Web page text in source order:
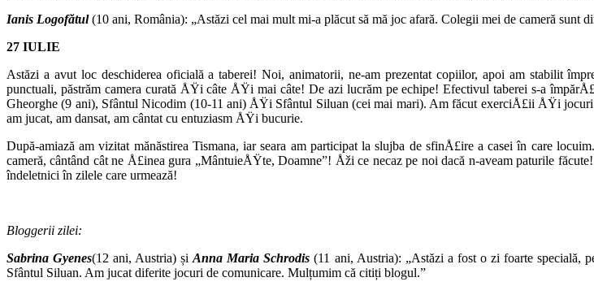
Ianis Logofătul(10 ani, România): „Astăzi cel mai mult mi-a plăcut să mă joc afară. Colegii mei de cameră sunt
27 IULIE
Astăzi a avut loc deschiderea oficială a taberei! Noi, animatorii, ne-am prezentat copiilor, apoi am stabilit
punctuali, păstrăm camera curată ÅŸi câte ÅŸi mai câte! De azi lucrăm pe echipe! Efectivul taberei s-a
Gheorghe (9 ani), Sfântul Nicodim (10-11 ani) ÅŸi Sfântul Siluan (cei mai mari). Am făcut exerciÅ£ii ÅŸi
am jucat, am dansat, am cântat cu entuziasm ÅŸi bucurie.
După-amiază am vizitat mănăstirea Tismana, iar seara am participat la slujba de sfinÅ£ire a casei în care
cameră, cântând cât ne Å£inea gura „MântuieÅŸte, Doamne”! Åži ce necaz pe noi dacă n-aveam paturile
îndeletnici în zilele care urmează!
Bloggerii zilei:
Sabrina Gyenes(12 ani, Austria) șiAnna Maria Schrodis (11 ani, Austria): „Astăzi a fost o zi foarte specială,
Sfântul Siluan. Am jucat diferite jocuri de comunicare. Mulțumim că citiți blogul.”